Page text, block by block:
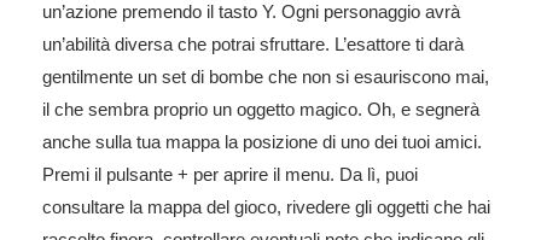
un’azione premendo il tasto Y. Ogni personaggio avrà
un’abilità diversa che potrai sfruttare. L’esattore ti darà
gentilmente un set di bombe che non si esauriscono mai,
il che sembra proprio un oggetto magico. Oh, e segnerà
anche sulla tua mappa la posizione di uno dei tuoi amici.
Premi il pulsante + per aprire il menu. Da lì, puoi
consultare la mappa del gioco, rivedere gli oggetti che hai